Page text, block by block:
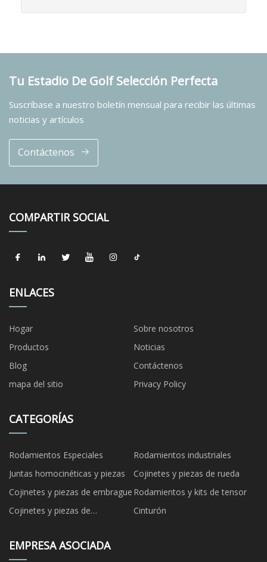
Tu Estadio De Golf Selección Perfecta
Suscríbase a nuestro boletín mensual para recibir las últimas
noticias y artículos
Contáctenos
COMPARTIR SOCIAL
ENLACES
Hogar
Sobre nosotros
Productos
Noticias
Blog
Contáctenos
mapa del sitio
Privacy Policy
CATEGORÍAS
Rodamientos Especiales
Rodamientos industriales
Juntas homocinéticas y piezas
Cojinetes y piezas de rueda
Cojinetes y piezas de embrague Rodamientos y kits de tensor
Cojinetes y piezas de
Cinturón
EMPRESA ASOCIADA